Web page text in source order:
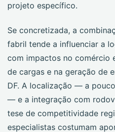
projeto específico.
Se concretizada, a
fabril tende a influenciar a
com impactos no comércio
de cargas e na geração de
DF. A localização — a
— e a integração com
tese de competitividade
especialistas costumam